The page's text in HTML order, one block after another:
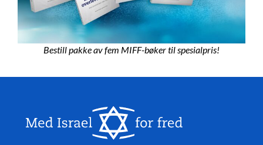
Bestill pakke av fem MIFF-bøker til spesialpris!